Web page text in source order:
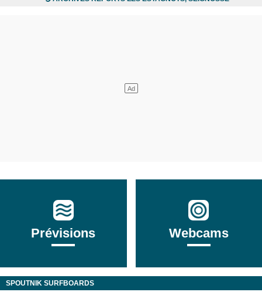
Prévisions Webcams
SPOUTNIK SURFBOARDS